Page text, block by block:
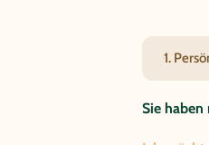
1.
Sie haben